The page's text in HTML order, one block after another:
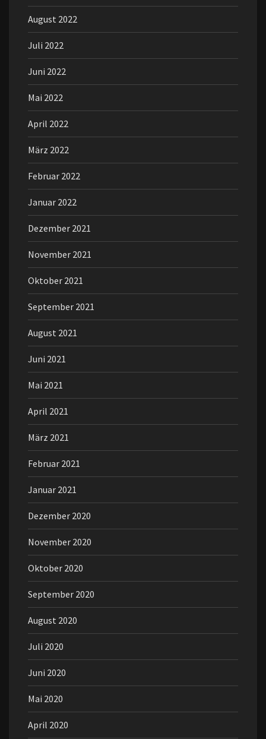
August 2022
Juli 2022
Juni 2022
Mai 2022
April 2022
März 2022
Februar 2022
Januar 2022
Dezember 2021
November 2021
Oktober 2021
September 2021
August 2021
Juni 2021
Mai 2021
April 2021
März 2021
Februar 2021
Januar 2021
Dezember 2020
November 2020
Oktober 2020
September 2020
August 2020
Juli 2020
Juni 2020
Mai 2020
April 2020